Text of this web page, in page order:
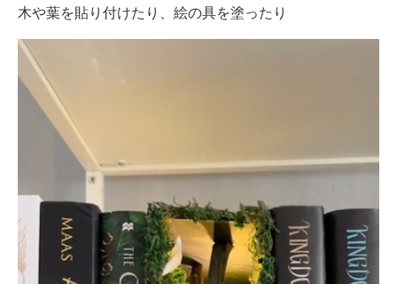
木や葉を貼り付けたり、絵の具を塗ったり